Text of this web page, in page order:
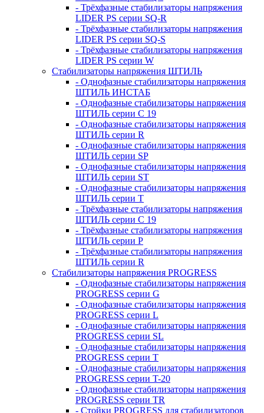
- Трёхфазные стабилизаторы напряжения
LIDER PS серии SQ-R
- Трёхфазные стабилизаторы напряжения
LIDER PS серии SQ-S
- Трёхфазные стабилизаторы напряжения
LIDER PS серии W
Стабилизаторы напряжения ШТИЛЬ
- Однофазные стабилизаторы напряжения
ШТИЛЬ ИНСТАБ
- Однофазные стабилизаторы напряжения
ШТИЛЬ серии C 19
- Однофазные стабилизаторы напряжения
ШТИЛЬ серии R
- Однофазные стабилизаторы напряжения
ШТИЛЬ серии SP
- Однофазные стабилизаторы напряжения
ШТИЛЬ серии ST
- Однофазные стабилизаторы напряжения
ШТИЛЬ серии T
- Трёхфазные стабилизаторы напряжения
ШТИЛЬ серии C 19
- Трёхфазные стабилизаторы напряжения
ШТИЛЬ серии P
- Трёхфазные стабилизаторы напряжения
ШТИЛЬ серии R
Стабилизаторы напряжения PROGRESS
- Однофазные стабилизаторы напряжения
PROGRESS серии G
- Однофазные стабилизаторы напряжения
PROGRESS серии L
- Однофазные стабилизаторы напряжения
PROGRESS серии SL
- Однофазные стабилизаторы напряжения
PROGRESS серии T
- Однофазные стабилизаторы напряжения
PROGRESS серии T-20
- Однофазные стабилизаторы напряжения
PROGRESS серии TR
- Стойки PROGRESS для стабилизаторов